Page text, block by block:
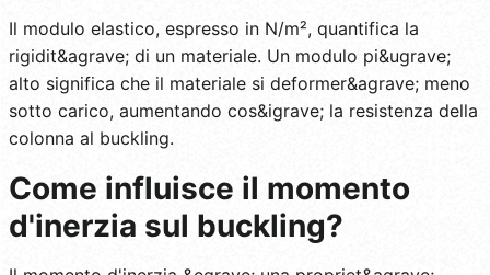
Il modulo elastico, espresso in N/m², quantifica la
rigidit&agrave; di un materiale. Un modulo pi&ugrave;
alto significa che il materiale si deformer&agrave; meno
sotto carico, aumentando cos&igrave; la resistenza della
colonna al buckling.
Come influisce il momento
d'inerzia sul buckling?